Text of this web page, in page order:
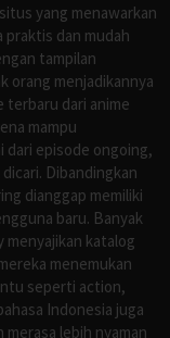
yang menawarkan
praktis dan mudah
tampilan
orang menjadikannya
terbaru dari anime
mampu
dari episode ongoing,
Dibandingkan
dianggap memiliki
baru. Banyak
menyajikan katalog
menemukan
seperti action,
Indonesia juga
lebih nyaman